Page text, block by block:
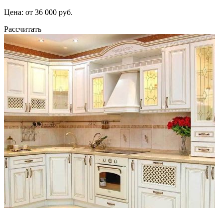
Цена: от 36 000 руб.
Рассчитать